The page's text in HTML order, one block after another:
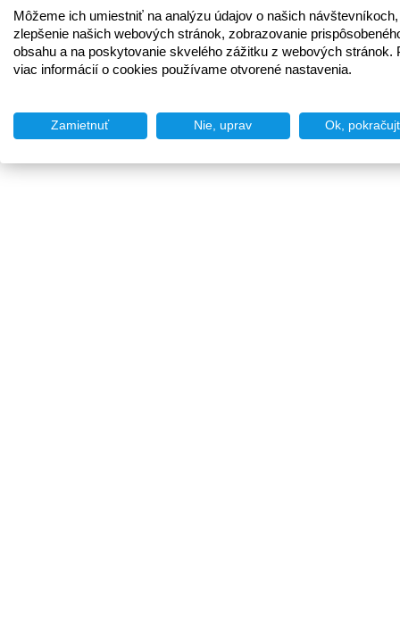
Môžeme ich umiestniť na analýzu údajov o našich
zlepšenie našich webových stránok, zobrazovanie
obsahu a na poskytovanie skvelého zážitku z webových stránok.
viac informácií o cookies používame otvorené nastavenia.
Zamietnuť Nie, uprav Ok,